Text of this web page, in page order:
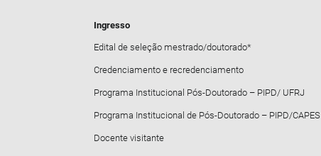
Ingresso
Edital de seleção mestrado/doutorado*
Credenciamento e recredenciamento
Programa Institucional Pós-Doutorado – PIPD/ UFRJ
Programa Institucional de Pós-Doutorado – PIPD/CAPES
Docente visitante